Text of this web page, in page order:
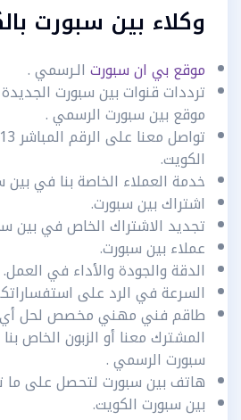
وكلاء بين سبورت
موقع بي ان سبورت الـرسمي .
ترددات قنوات بين سبورت
موقع بين سبورت الرسمي .
الكويت.
خدمة العملاء الخاصة بنا في
اشتراك بين سبورت.
تجديد الاشتراك الخاص في بين
عملاء بين سبورت.
الدقة والجودة والأداء في العمل.
السرعة في الرد على
طاقم فني مهني مخصص لحل أي
المشترك معنا أو الزبون الخاص
سبورت الرسمي .
هاتف بين سبورت لتحصل على ما
بين سبورت الكويت.